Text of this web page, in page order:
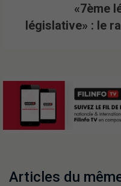
«7ème
législative» : le
Articles du